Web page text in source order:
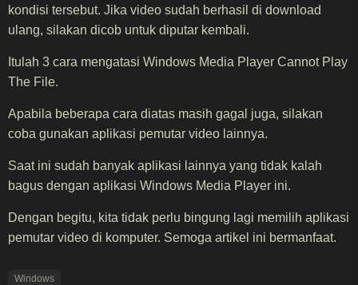
kondisi tersebut. Jika video sudah berhasil di download
ulang, silakan dicob untuk diputar kembali.
Itulah 3 cara mengatasi Windows Media Player Cannot Play
The File.
Apabila beberapa cara diatas masih gagal juga, silakan
coba gunakan aplikasi pemutar video lainnya.
Saat ini sudah banyak aplikasi lainnya yang tidak kalah
bagus dengan aplikasi Windows Media Player ini.
Dengan begitu, kita tidak perlu bingung lagi memilih aplikasi
pemutar video di komputer. Semoga artikel ini bermanfaat.
Windows